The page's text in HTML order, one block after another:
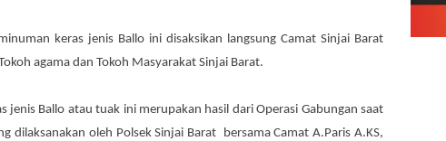
keras jenis Ballo ini disaksikan langsung Camat Sinjai Barat
agama dan Tokoh Masyarakat Sinjai Barat.
jenis Ballo atau tuak ini merupakan hasil dari Operasi Gabungan saat
dilaksanakan oleh Polsek Sinjai Barat bersama Camat A.Paris A.KS,